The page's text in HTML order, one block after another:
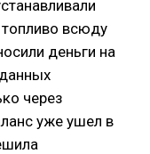
всюду
деньги на
через
уже ушел в